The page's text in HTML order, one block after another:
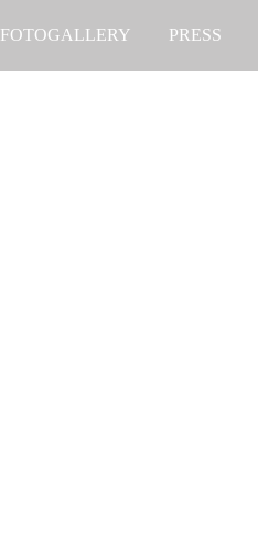
FOTOGALLERY PRESS